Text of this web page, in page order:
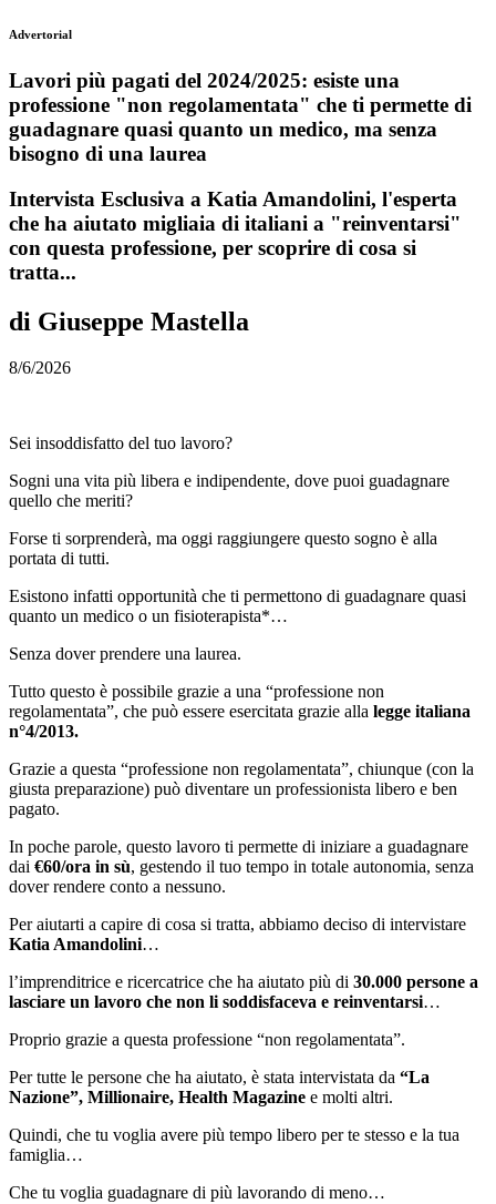
Advertorial
Lavori più pagati del 2024/2025: esiste una
professione "non regolamentata" che ti permette di
guadagnare quasi quanto un medico, ma senza
bisogno di una laurea
Intervista Esclusiva a Katia Amandolini, l'esperta
che ha aiutato migliaia di italiani a "reinventarsi"
con questa professione, per scoprire di cosa si
tratta...
di Giuseppe Mastella
8/6/2026
Sei insoddisfatto del tuo lavoro?
Sogni una vita più libera e indipendente, dove puoi guadagnare
quello che meriti?
Forse ti sorprenderà, ma oggi raggiungere questo sogno è alla
portata di tutti.
Esistono infatti opportunità che ti permettono di guadagnare quasi
quanto un medico o un fisioterapista*…
Senza dover prendere una laurea.
Tutto questo è possibile grazie a una “professione non
regolamentata”, che può essere esercitata grazie alla legge italiana
n°4/2013.
Grazie a questa “professione non regolamentata”, chiunque (con la
giusta preparazione) può diventare un professionista libero e ben
pagato.
In poche parole, questo lavoro ti permette di iniziare a guadagnare
dai €60/ora in sù, gestendo il tuo tempo in totale autonomia, senza
dover rendere conto a nessuno.
Per aiutarti a capire di cosa si tratta, abbiamo deciso di intervistare
Katia Amandolini…
l’imprenditrice e ricercatrice che ha aiutato più di 30.000 persone a
lasciare un lavoro che non li soddisfaceva e reinventarsi…
Proprio grazie a questa professione “non regolamentata”.
Per tutte le persone che ha aiutato, è stata intervistata da “La
Nazione”, Millionaire, Health Magazine e molti altri.
Quindi, che tu voglia avere più tempo libero per te stesso e la tua
famiglia…
Che tu voglia guadagnare di più lavorando di meno…